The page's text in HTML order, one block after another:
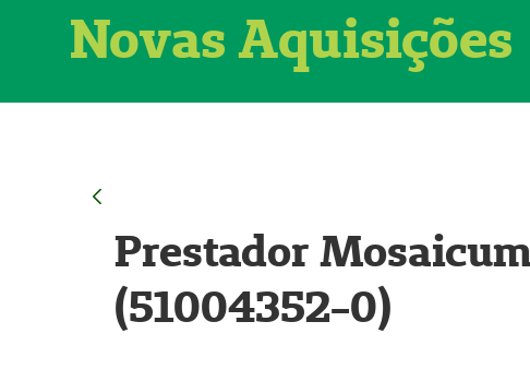
Novas Aquisições
Prestador
(51004352-0)